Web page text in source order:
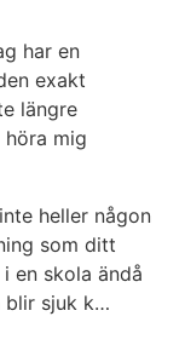
har en
exakt
längre
mig
heller någon
som ditt
en skola ändå
blir sjuk k…